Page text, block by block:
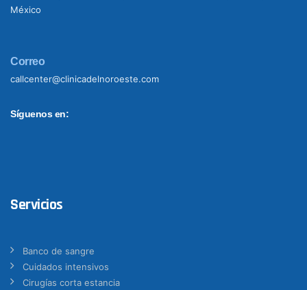
México
Correo
callcenter@clinicadelnoroeste.com
Síguenos en:
Servicios
Banco de sangre
Cuidados intensivos
Cirugías corta estancia